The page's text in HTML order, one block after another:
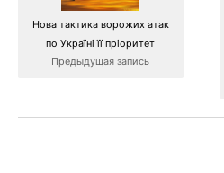
Нова тактика ворожих атак
по Україні її пріоритет
Предыдущая запись